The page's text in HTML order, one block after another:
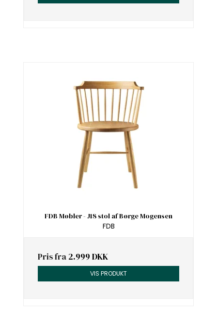
FDB Møbler - J18 stol af Børge Mogensen
FDB
Pris fra 2.999 DKK
VIS PRODUKT